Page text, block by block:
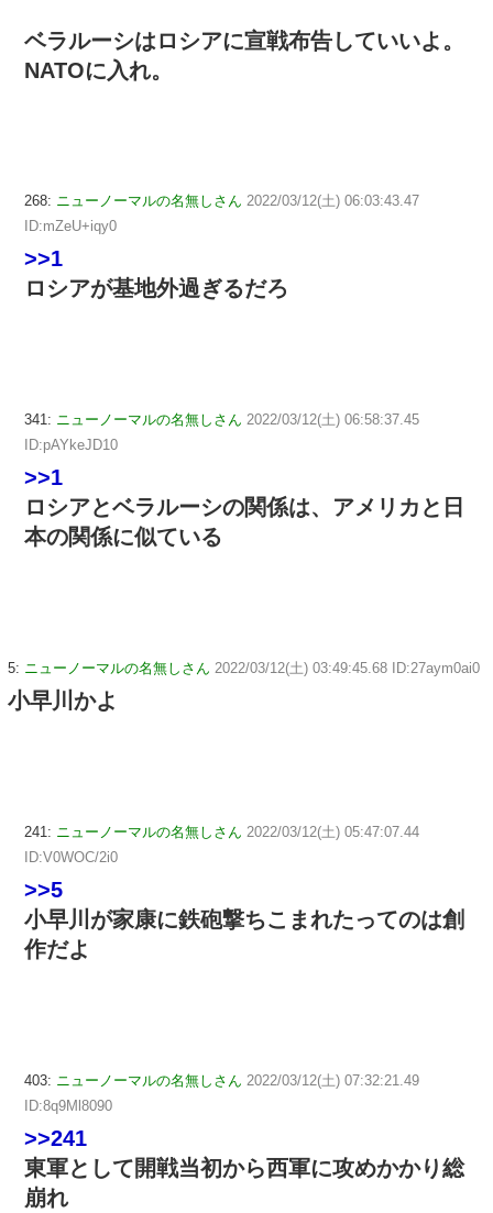
ベラルーシはロシアに宣戦布告していいよ。
NATOに入れ。
268: ニューノーマルの名無しさん 2022/03/12(土) 06:03:43.47
ID:mZeU+iqy0
>>1
ロシアが基地外過ぎるだろ
341: ニューノーマルの名無しさん 2022/03/12(土) 06:58:37.45
ID:pAYkeJD10
>>1
ロシアとベラルーシの関係は、アメリカと日
本の関係に似ている
5: ニューノーマルの名無しさん 2022/03/12(土) 03:49:45.68 ID:27aym0ai0
小早川かよ
241: ニューノーマルの名無しさん 2022/03/12(土) 05:47:07.44
ID:V0WOC/2i0
>>5
小早川が家康に鉄砲撃ちこまれたってのは創
作だよ
403: ニューノーマルの名無しさん 2022/03/12(土) 07:32:21.49
ID:8q9Ml8090
>>241
東軍として開戦当初から西軍に攻めかかり総
崩れ